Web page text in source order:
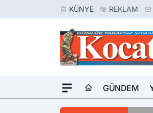
KÜNYE REKLAM
GÜNDEM